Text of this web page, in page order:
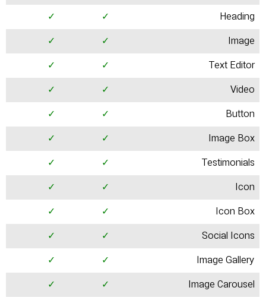
Heading
✓
✓
Image
✓
✓
Text Editor
✓
✓
Video
✓
✓
Button
✓
✓
Image Box
✓
✓
Testimonials
✓
✓
Icon
✓
✓
Icon Box
✓
✓
Social Icons
✓
✓
Image Gallery
✓
✓
Image Carousel
✓
✓